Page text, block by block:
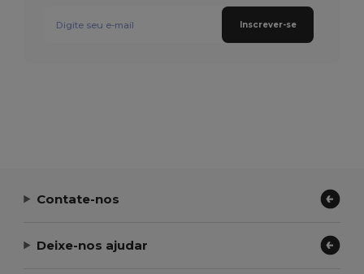
Inscrever-se
Contate-nos
Deixe-nos ajudar